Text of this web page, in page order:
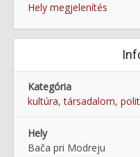
Hely megjelenítés
Kategória
kultúra,társadalom,
Hely
Bača pri Modreju